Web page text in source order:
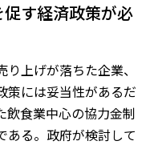
す経済政策が必
上げが落ちた企業、
策には妥当性があるだ
飲食業中心の協力金制
ある。政府が検討して